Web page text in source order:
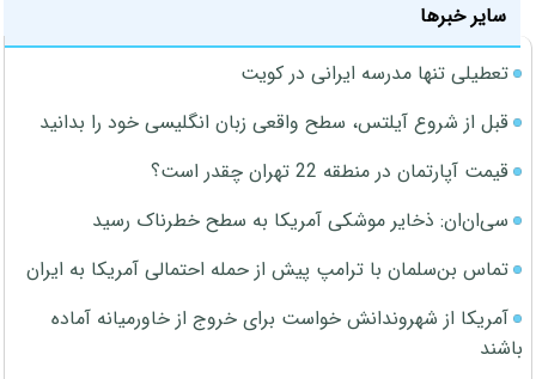
سایر خبرها
تعطیلی تنها مدرسه ایرانی در کویت
قبل از شروع آیلتس، سطح واقعی زبان انگلیسی خود را بدانید
قیمت آپارتمان در منطقه 22 تهران چقدر است؟
سی‌ان‌ان: ذخایر موشکی آمریکا به سطح خطرناک رسید
تماس بن‌سلمان با ترامپ پیش از حمله احتمالی آمریکا به ایران
آمریکا از شهروندانش خواست برای خروج از خاورمیانه آماده
باشند